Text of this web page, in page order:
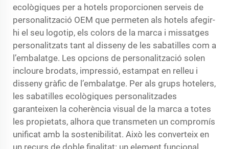
ecològiques per a hotels proporcionen serveis de
personalització OEM que permeten als hotels afegir-
hi el seu logotip, els colors de la marca i missatges
personalitzats tant al disseny de les sabatilles com a
l’embalatge. Les opcions de personalització solen
incloure brodats, impressió, estampat en relleu i
disseny gràfic de l’embalatge. Per als grups hotelers,
les sabatilles ecològiques personalitzades
garanteixen la coherència visual de la marca a totes
les propietats, alhora que transmeten un compromís
unificat amb la sostenibilitat. Això les converteix en
un recurs de doble finalitat: un element funcional